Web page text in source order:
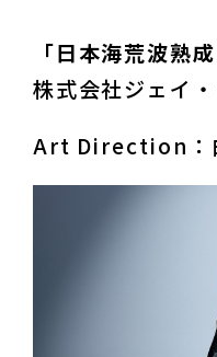
「日本海荒波熟
株式会社ジェイ
Art Direction：